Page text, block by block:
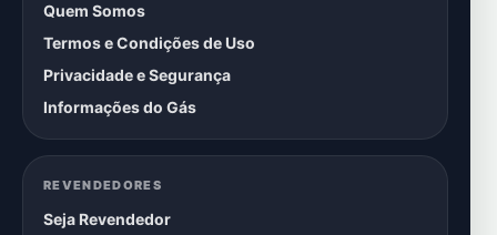
Quem Somos
Termos e Condições de Uso
Privacidade e Segurança
Informações do Gás
REVENDEDORES
Seja Revendedor